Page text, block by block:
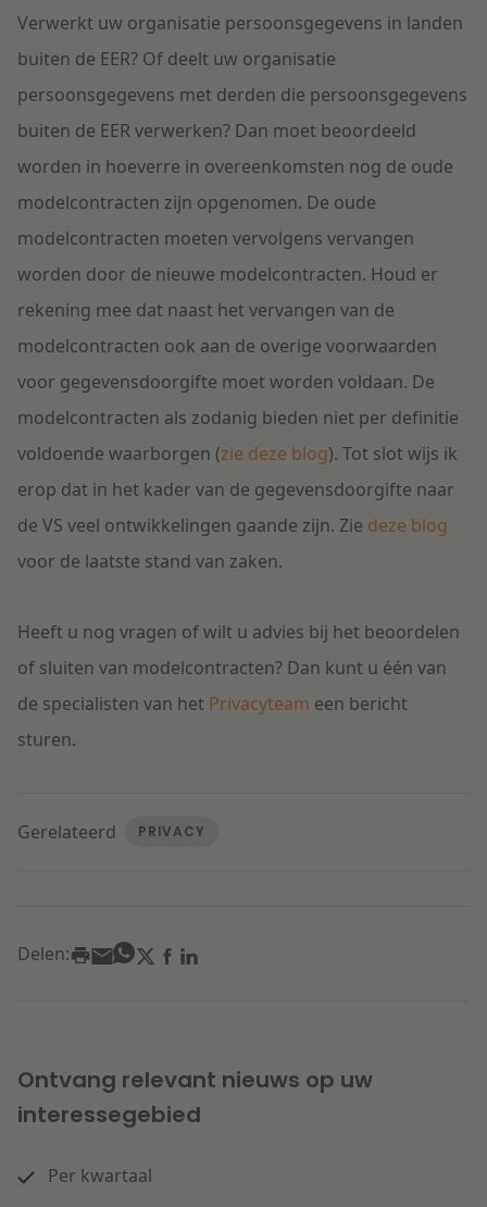
Verwerkt uw organisatie persoonsgegevens in landen
buiten de EER? Of deelt uw organisatie
persoonsgegevens met derden die persoonsgegevens
buiten de EER verwerken? Dan moet beoordeeld
worden in hoeverre in overeenkomsten nog de oude
modelcontracten zijn opgenomen. De oude
modelcontracten moeten vervolgens vervangen
worden door de nieuwe modelcontracten. Houd er
rekening mee dat naast het vervangen van de
modelcontracten ook aan de overige voorwaarden
voor gegevensdoorgifte moet worden voldaan. De
modelcontracten als zodanig bieden niet per definitie
voldoende waarborgen (zie deze blog). Tot slot wijs ik
erop dat in het kader van de gegevensdoorgifte naar
de VS veel ontwikkelingen gaande zijn. Zie deze blog
voor de laatste stand van zaken.
Heeft u nog vragen of wilt u advies bij het beoordelen
of sluiten van modelcontracten? Dan kunt u één van
de specialisten van het Privacyteam een bericht
sturen.
Gerelateerd PRIVACY
Delen:
Ontvang relevant nieuws op uw
interessegebied
Per kwartaal